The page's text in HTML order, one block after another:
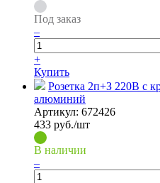
Под заказ
–
+
Купить
Розетка 2п+З 220В с
алюминий
Артикул: 672426
433 руб./шт
В наличии
–